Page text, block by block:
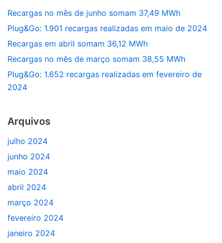
Recargas no mês de junho somam 37,49 MWh
Plug&Go: 1.901 recargas realizadas em maio de 2024
Recargas em abril somam 36,12 MWh
Recargas no mês de março somam 38,55 MWh
Plug&Go: 1.652 recargas realizadas em fevereiro de
2024
Arquivos
julho 2024
junho 2024
maio 2024
abril 2024
março 2024
fevereiro 2024
janeiro 2024